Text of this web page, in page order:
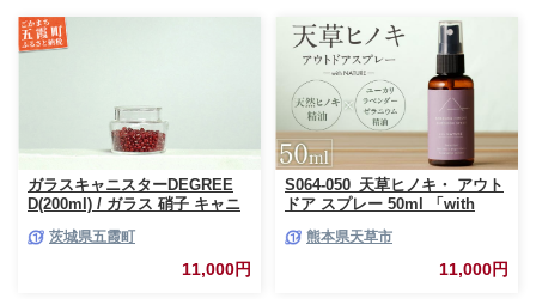
ガラスキャニスターDEGREE
D(200ml) / ガラス 硝子 キャニ
耐熱 一生もの 職人 こだわり
JIDA デザインミュージアムセ
レクション 茨城県 五霞町
茨城県五霞町
11,000円
S064-050_天草ヒノキ・ アウト
ドア スプレー 50ml 「with
熊本県天草市
11,000円